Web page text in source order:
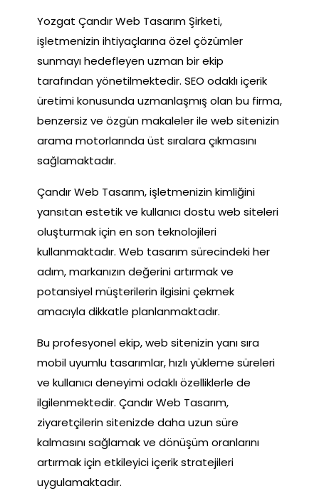
Yozgat Çandır Web Tasarım Şirketi,
işletmenizin ihtiyaçlarına özel çözümler
sunmayı hedefleyen uzman bir ekip
tarafından yönetilmektedir. SEO odaklı içerik
üretimi konusunda uzmanlaşmış olan bu firma,
benzersiz ve özgün makaleler ile web sitenizin
arama motorlarında üst sıralara çıkmasını
sağlamaktadır.
Çandır Web Tasarım, işletmenizin kimliğini
yansıtan estetik ve kullanıcı dostu web siteleri
oluşturmak için en son teknolojileri
kullanmaktadır. Web tasarım sürecindeki her
adım, markanızın değerini artırmak ve
potansiyel müşterilerin ilgisini çekmek
amacıyla dikkatle planlanmaktadır.
Bu profesyonel ekip, web sitenizin yanı sıra
mobil uyumlu tasarımlar, hızlı yükleme süreleri
ve kullanıcı deneyimi odaklı özelliklerle de
ilgilenmektedir. Çandır Web Tasarım,
ziyaretçilerin sitenizde daha uzun süre
kalmasını sağlamak ve dönüşüm oranlarını
artırmak için etkileyici içerik stratejileri
uygulamaktadır.